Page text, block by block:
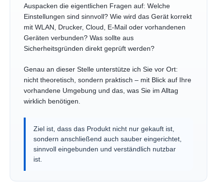
Auspacken die eigentlichen Fragen auf: Welche
Einstellungen sind sinnvoll? Wie wird das Gerät korrekt
mit WLAN, Drucker, Cloud, E-Mail oder vorhandenen
Geräten verbunden? Was sollte aus
Sicherheitsgründen direkt geprüft werden?
Genau an dieser Stelle unterstütze ich Sie vor Ort:
nicht theoretisch, sondern praktisch – mit Blick auf Ihre
vorhandene Umgebung und das, was Sie im Alltag
wirklich benötigen.
Ziel ist, dass das Produkt nicht nur gekauft ist,
sondern anschließend auch sauber eingerichtet,
sinnvoll eingebunden und verständlich nutzbar
ist.